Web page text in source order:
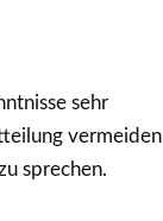
sehr
vermeiden
sprechen.